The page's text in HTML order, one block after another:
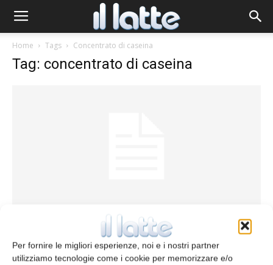
Per fornire le migliori esperienze, noi e i nostri partner
utilizziamo tecnologie come i cookie per memorizzare e/o
Home Tags Concentrato di caseina
Tag: concentrato di caseina
Concentrati di caseina a basso tenore di
proteine del siero
redazione 17 Luglio 2015